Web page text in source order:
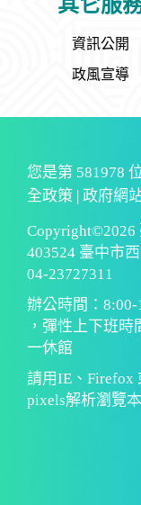
資訊公開
政風宣導
您是第 581978
全政策 | 政府網
Copyright©2026
403524 臺中市
04-23727311
辦公時間：
，彈性上下班
一休館
請用IE、Firefox
pixels解析瀏覽